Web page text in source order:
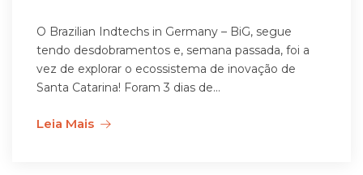
O Brazilian Indtechs in Germany – BiG, segue
tendo desdobramentos e, semana passada, foi a
vez de explorar o ecossistema de inovação de
Santa Catarina! Foram 3 dias de...
Leia Mais